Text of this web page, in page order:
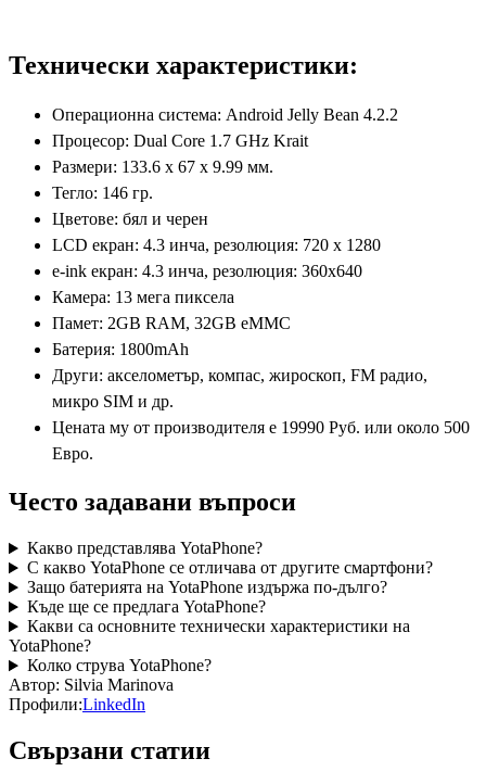
Технически характеристики:
Операционна система: Android Jelly Bean 4.2.2
Процесор: Dual Core 1.7 GHz Krait
Размери: 133.6 x 67 x 9.99 мм.
Тегло: 146 гр.
Цветове: бял и черен
LCD екран: 4.3 инча, резолюция: 720 x 1280
e-ink екран: 4.3 инча, резолюция: 360x640
Камера: 13 мега пиксела
Памет: 2GB RAM, 32GB eMMC
Батерия: 1800mAh
Други: акселометър, компас, жироскоп, FM радио,
микро SIM и др.
Цената му от производителя e 19990 Руб. или около 500
Евро.
Често задавани въпроси
Какво представлява YotaPhone?
С какво YotaPhone се отличава от другите смартфони?
Защо батерията на YotaPhone издържа по-дълго?
Къде ще се предлага YotaPhone?
Какви са основните технически характеристики на
YotaPhone?
Колко струва YotaPhone?
Автор: Silvia Marinova
Профили:LinkedIn
Свързани статии